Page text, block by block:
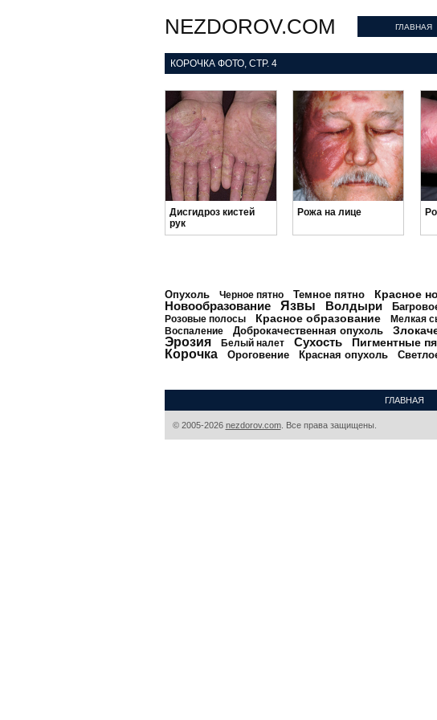
NEZDOROV.COM ГЛАВНАЯ
КОРОЧКА ФОТО, СТР. 4
Дисгидроз кистей
рук
Рожа на лице
Опухоль Черное пятно Темное пятно Красное
Новообразование Язвы Волдыри
Розовые полосы Красное образование Мелкая
Воспаление Доброкачественная опухоль
Эрозия
Белый налет Сухость Пигментные
Корочка
Ороговение Красная опухоль
ГЛАВНАЯ
© 2005-2026 nezdorov.com. Все права защищены.